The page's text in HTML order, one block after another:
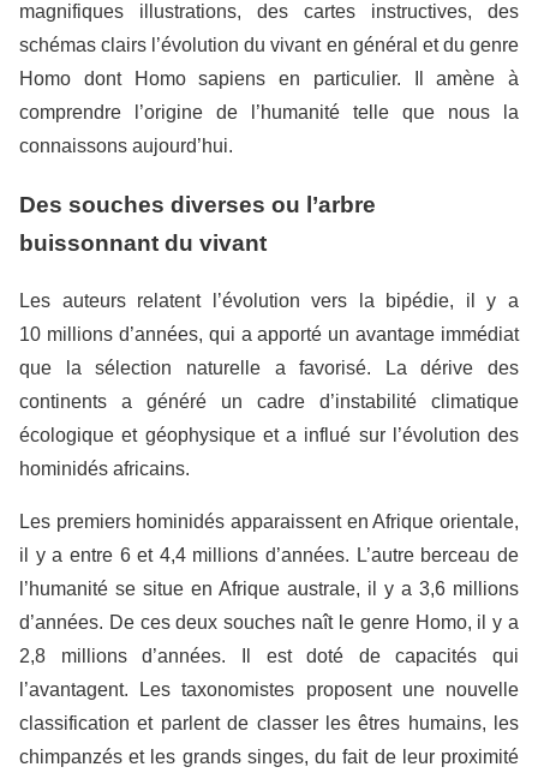
magnifiques illustrations, des cartes instructives, des
schémas clairs l’évolution du vivant en général et du genre
Homo dont Homo sapiens en particulier. Il amène à
comprendre l’origine de l’humanité telle que nous la
connaissons aujourd’hui.
Des souches diverses ou l’arbre
buissonnant du vivant
Les auteurs relatent l’évolution vers la bipédie, il y a
10 millions d’années, qui a apporté un avantage immédiat
que la sélection naturelle a favorisé. La dérive des
continents a généré un cadre d’instabilité climatique
écologique et géophysique et a influé sur l’évolution des
hominidés africains.
Les premiers hominidés apparaissent en Afrique orientale,
il y a entre 6 et 4,4 millions d’années. L’autre berceau de
l’humanité se situe en Afrique australe, il y a 3,6 millions
d’années. De ces deux souches naît le genre Homo, il y a
2,8 millions d’années. Il est doté de capacités qui
l’avantagent. Les taxonomistes proposent une nouvelle
classification et parlent de classer les êtres humains, les
chimpanzés et les grands singes, du fait de leur proximité